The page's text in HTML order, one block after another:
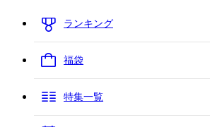
ランキング
福袋
特集一覧